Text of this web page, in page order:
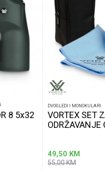
8 5x32
DVOGLEDI I MONOKULARI
VORTEX SET
ODRŽAVANJE
49,50 KM
55,00KM